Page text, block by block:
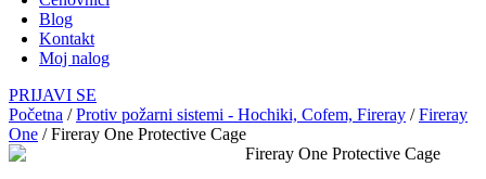
Blog
Kontakt
Moj nalog
PRIJAVI SE
Početna /Protiv požarni sistemi - Hochiki, Cofem, Fireray /Fireray
One / Fireray One Protective Cage